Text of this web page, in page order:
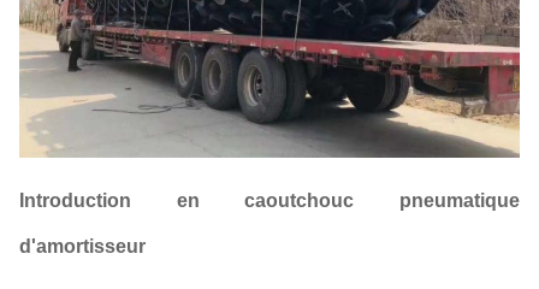
Introduction en caoutchouc pneumatique
d'amortisseur